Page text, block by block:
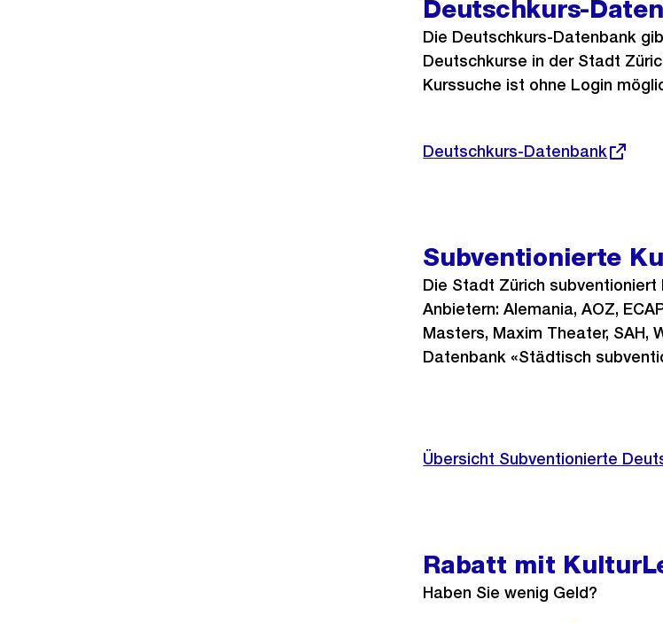
Deutschkurs-
Die Deutschkurs-Datenbank
Deutschkurse in der Stadt
Kurssuche ist ohne Login
Externer
Link:
Deutschkurs-Datenbank
Subventionierte
Die Stadt Zürich
Anbietern: Alemania, AOZ,
Masters, Maxim Theater, SAH,
Datenbank «Städtisch
Übersicht Subventionierte
Rabatt mit
Haben Sie wenig Geld?